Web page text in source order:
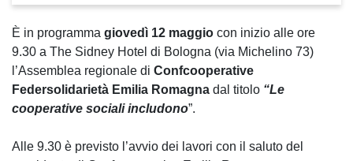
È in programma giovedì 12 maggio con inizio alle ore
9.30 a The Sidney Hotel di Bologna (via Michelino 73)
l’Assemblea regionale di Confcooperative
Federsolidarietà Emilia Romagna dal titolo “Le
cooperative sociali includono”.
Alle 9.30 è previsto l’avvio dei lavori con il saluto del